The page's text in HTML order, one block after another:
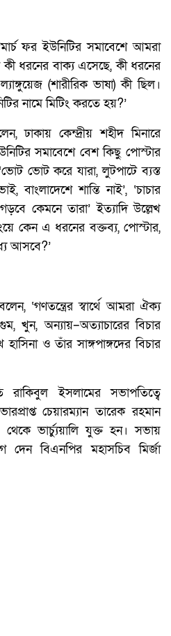
ফর ইউনিটির সমাবেশে আমরা
ধরনের বাক্য এসেছে, কী ধরনের
(শারীরিক ভাষা) কী ছিল।
নামে মিটিং করতে হয়?’
ঢাকায় কেন্দ্রীয় শহীদ মিনারে
সমাবেশে বেশ কিছু পোস্টার
ভোট করে যারা, লুটপাটে ব্যস্ত
বাংলাদেশে শান্তি নাই’, ‘চাচার
কেমনে তারা’ ইত্যাদি উল্লেখ
কেন এ ধরনের বক্তব্য, পোস্টার,
আসবে?’
‘গণতন্ত্রের স্বার্থে আমরা ঐক্য
খুন, অন্যায়–অত্যাচারের বিচার
ও তাঁর সাঙ্গপাঙ্গদের বিচার
রাকিবুল ইসলামের সভাপতিত্বে
চেয়ারম্যান তারেক রহমান
থেকে ভার্চ্যুয়ালি যুক্ত হন। সভায়
দেন বিএনপির মহাসচিব মির্জা